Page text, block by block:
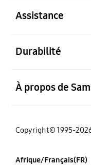
Assistance
Durabilité
À propos de
Copyright© 1995-
Afrique/Français(FR)